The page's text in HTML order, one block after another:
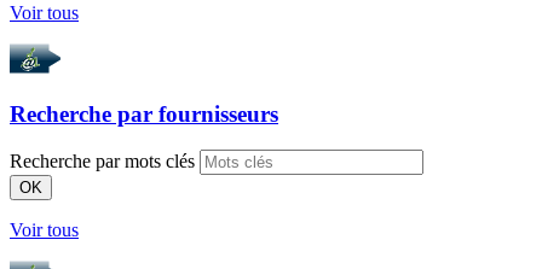
Voir tous
Recherche par fournisseurs
Recherche par mots clés
OK
Voir tous